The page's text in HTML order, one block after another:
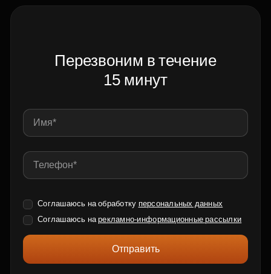
Перезвоним в течение
15 минут
Соглашаюсь на обработку персональных данных
Соглашаюсь нарекламно-информационные рассылки
Отправить